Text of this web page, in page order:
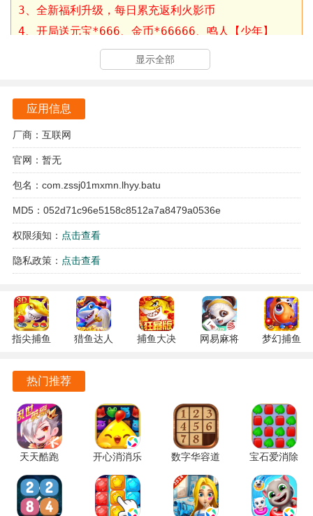
3、全新福利升级，每日累充返利火影币
4、开局送元宝*666、金币*66666、鸣人【少年】
5、开服7日狂欢，送强忍，资源天天拿到手软；
忍卡卡西；
7、每日签到免费领取海量资源，战力狂飙，体验畅爽跑
酷的快感 ；
8、首充只要3分，强力宇智波鼬助你开跑！
多样化的角色技能：每位忍者都有独特的必杀技，玩家可以
根据战斗需要灵活搭配。
创新的时间循环机制：游戏中设定的时间循环系统为玩家提
供了多次尝试的机会。
丰富的互动体验：玩家不仅可以与其他忍者并肩作战，还能
精美的视觉效果：游戏场景与角色设计精致，带给玩家沉浸
式的视觉享受，仿佛置身于一个真实的忍者世界。
诛神世界游戏玩法
法。通过快速的横版移动，在复杂的场景中躲避障碍物和敌
人，精准地发射弹幕，击败敌人。
显示全部
应用信息
厂商：互联网
官网：暂无
包名：com.zssj01mxmn.lhyy.batu
MD5：052d71c96e5158c8512a7a8479a0536e
权限须知： 点击查看
隐私政策： 点击查看
指尖捕鱼
安卓版
猎鱼达人
卓版
捕鱼大决
网易麻将
梦幻捕鱼
热门推荐
天天酷跑
1.0.139.0
手机版
开心消消乐
1.159 手机
版
数字华容道
2.15 手机
版
宝石爱消除
1.0.5 手机
版